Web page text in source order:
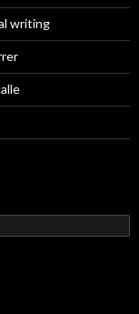
writing